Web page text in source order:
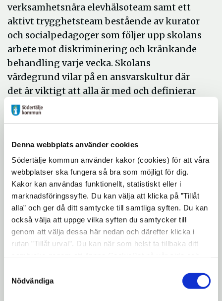
Denna webbplats använder cookies
Södertälje kommun använder kakor (cookies) för att våra
webbplatser ska fungera så bra som möjligt för dig.
Kakor kan användas funktionellt, statistiskt eller i
marknadsföringssyfte. Du kan välja att klicka på ”Tillåt
alla” och ger då ditt samtycke till samtliga syften. Du kan
också välja att uppge vilka syften du samtycker till
genom att välja dessa här nedan och därefter klicka i
rutan ”Tillåt urval”. Du kan när som helst ta tillbaka ditt
"Visa detaljer" kan du läsa om hur kakorna används och
hur vi och våra leverantörer inhämtar och behandlar
Nödvändiga
verksamhetsnära elevhälsoteam samt ett
aktivt trygghetsteam bestående av kurator
och socialpedagoger som följer upp skolans
arbete mot diskriminering och kränkande
behandling varje vecka. Skolans
värdegrund vilar på en ansvarskultur där
det är viktigt att alla är med och definierar
behoven och tillsammans prioriterar efter
de resurser som finns.
Vår vision handlar om att varje elev blir sedd
och respektfullt bemött utifrån sina egna
unika förutsättningar. Det handlar om att
skapa en trygg lärmiljö med hög kvalité där
varje elevs potential tas tillvara. Vi
eftersträvar en målstyrd, utmanande och
varierande undervisning som genomsyras